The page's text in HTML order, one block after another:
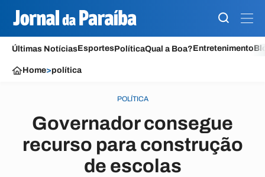
Últimas NotíciasEsportesPolíticaQual a Boa?Entretenimento
Home>política
POLÍTICA
Governador consegue
recurso para construção
de escolas